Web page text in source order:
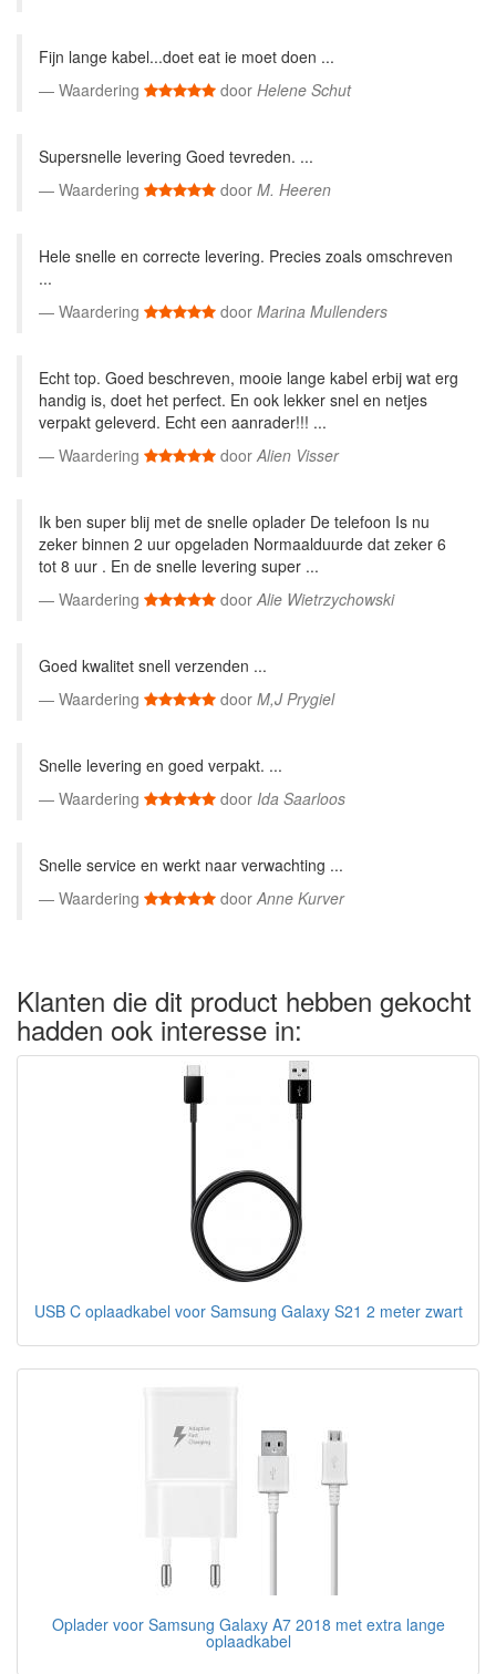
Fijn lange kabel...doet eat ie moet doen ...
Waardering
door Helene Schut
Supersnelle levering Goed tevreden. ...
Waardering
door M. Heeren
Hele snelle en correcte levering. Precies zoals omschreven
...
Waardering
door Marina Mullenders
Echt top. Goed beschreven, mooie lange kabel erbij wat erg
handig is, doet het perfect. En ook lekker snel en netjes
verpakt geleverd. Echt een aanrader!!! ...
Waardering
doorAlien Visser
Ik ben super blij met de snelle oplader De telefoon Is nu
zeker binnen 2 uur opgeladen Normaalduurde dat zeker 6
tot 8 uur . En de snelle levering super ...
Waardering
doorAlie Wietrzychowski
Goed kwalitet snell verzenden ...
Waardering
door M,J Prygiel
Snelle levering en goed verpakt. ...
Waardering
door Ida Saarloos
Snelle service en werkt naar verwachting ...
Waardering
doorAnne Kurver
Klanten die dit product hebben gekocht
hadden ook interesse in:
USB C oplaadkabel voor Samsung Galaxy S21 2 meter zwart
Oplader voor Samsung Galaxy A7 2018 met extra lange
oplaadkabel